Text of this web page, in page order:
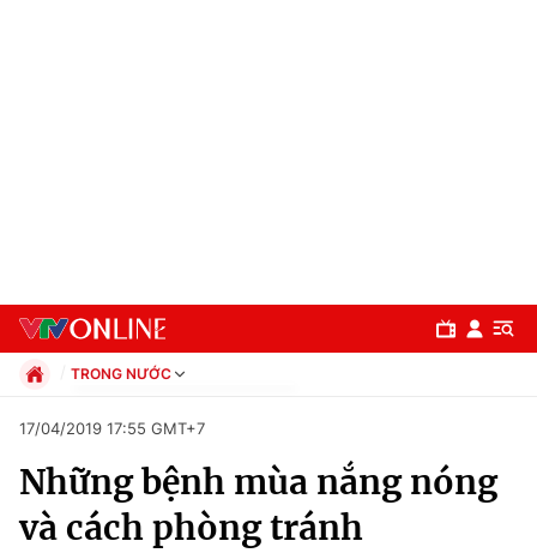
Chuyên mục
Chính trị
TRONG NƯỚC
Xã hội
Pháp luật
Kinh tế
Thể thao
17/04/2019 17:55 GMT+7
Những bệnh mùa nắng nóng
và cách phòng tránh